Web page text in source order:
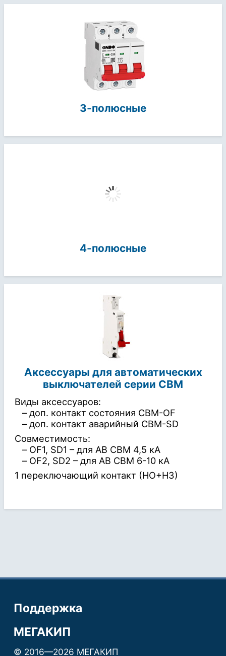
3-полюсные
4-полюсные
Аксессуары для автоматических
выключателей серии CBM
Виды аксессуаров:
– доп. контакт состояния CBM-OF
– доп. контакт аварийный CBM-SD
Совместимость:
– OF1, SD1 – для АВ CBM 4,5 кА
– OF2, SD2 – для АВ CBM 6-10 кА
1 переключающий контакт (НО+НЗ)
© 2016—2026 МЕГАКИП
МЕГАКИП
Поддержка